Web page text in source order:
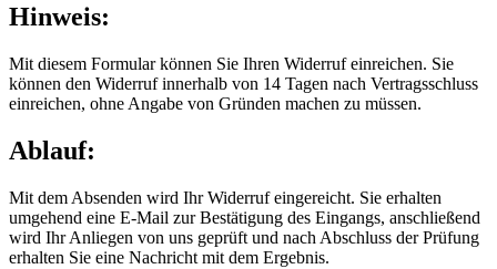
Hinweis:
Mit diesem Formular können Sie Ihren Widerruf einreichen. Sie
können den Widerruf innerhalb von 14 Tagen nach Vertragsschluss
einreichen, ohne Angabe von Gründen machen zu müssen.
Ablauf:
Mit dem Absenden wird Ihr Widerruf eingereicht. Sie erhalten
umgehend eine E-Mail zur Bestätigung des Eingangs, anschließend
wird Ihr Anliegen von uns geprüft und nach Abschluss der Prüfung
erhalten Sie eine Nachricht mit dem Ergebnis.